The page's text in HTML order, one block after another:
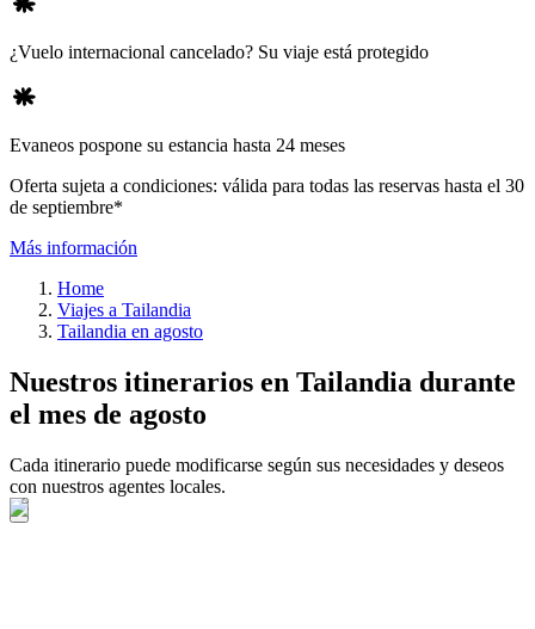
¿Vuelo internacional cancelado? Su viaje está protegido
Evaneos pospone su estancia hasta 24 meses
Oferta sujeta a condiciones: válida para todas las reservas hasta el 30
de septiembre*
Más información
Home
Viajes a Tailandia
Tailandia en agosto
Nuestros itinerarios en Tailandia durante
el mes de agosto
Cada itinerario puede modificarse según sus necesidades y deseos
con nuestros agentes locales.